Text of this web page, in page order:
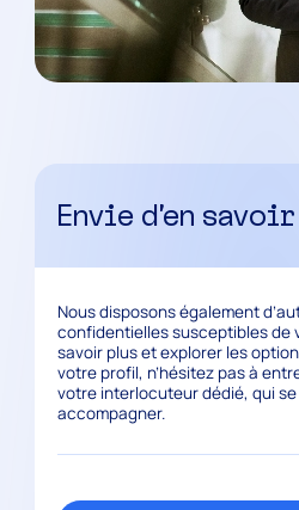
Envie d’en
Nous disposons également
confidentielles susceptibles de
savoir plus et explorer les
votre profil, n’hésitez pas à
votre interlocuteur dédié, qui
accompagner.